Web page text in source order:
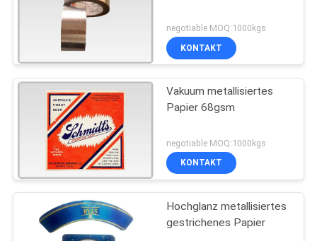
negotiable MOQ:1000kgs
KONTAKT
Vakuum metallisiertes
Papier 68gsm
negotiable MOQ:1000kgs
KONTAKT
Hochglanz metallisiertes
gestrichenes Papier